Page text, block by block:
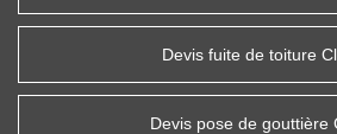
Devis fuite de toiture
Devis pose de gouttière